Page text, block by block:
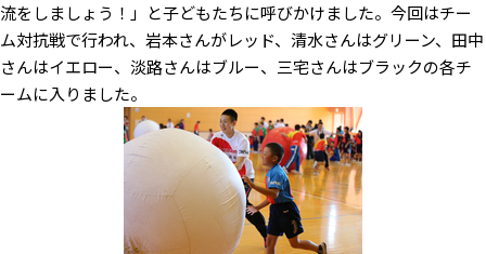
流をしましょう！」と子どもたちに呼びかけました。今回はチー
ム対抗戦で行われ、岩本さんがレッド、清水さんはグリーン、田中
さんはイエロー、淡路さんはブルー、三宅さんはブラックの各チ
ームに入りました。